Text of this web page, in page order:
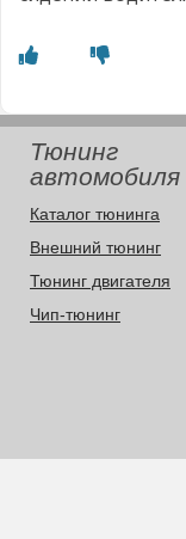
Тюнинг
автомобиля
Каталог тюнинга
Внешний тюнинг
Тюнинг двигателя
Чип-тюнинг